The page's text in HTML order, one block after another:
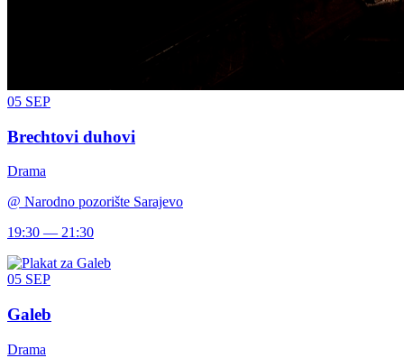
05 SEP
Brechtovi duhovi
Drama
@ Narodno pozorište Sarajevo
19:30 — 21:30
05 SEP
Galeb
Drama